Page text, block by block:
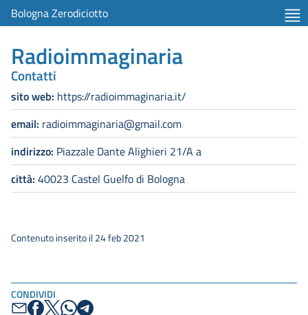
Bologna Zerodiciotto
CONDIVIDI
Radioimmaginaria
Contatti
sito web: https://radioimmaginaria.it/
email: radioimmaginaria@gmail.com
indirizzo: Piazzale Dante Alighieri 21/A a
città: 40023 Castel Guelfo di Bologna
Contenuto inserito il 24 feb 2021